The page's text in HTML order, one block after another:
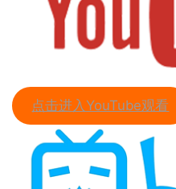
点击进入YouTube观看